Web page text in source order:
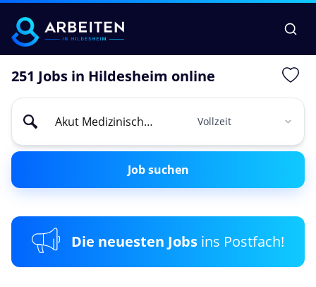
251 Jobs in Hildesheim online
Job suchen
Die neuesten Jobs ins Postfach!